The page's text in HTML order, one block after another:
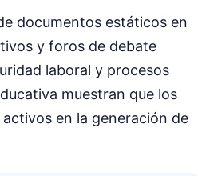
documentos estáticos en
y foros de debate
laboral y procesos
muestran que los
en la generación de